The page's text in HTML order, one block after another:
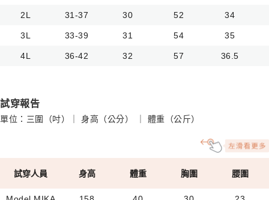
2L 31-37 30 52 34
3L 33-39 31 54 35
4L 36-42 32 57 36.5
試穿報告
單位：三圍（吋）｜ 身高（公分） ｜ 體重（公斤）
試穿人員 身高 體重 胸圍 腰圍